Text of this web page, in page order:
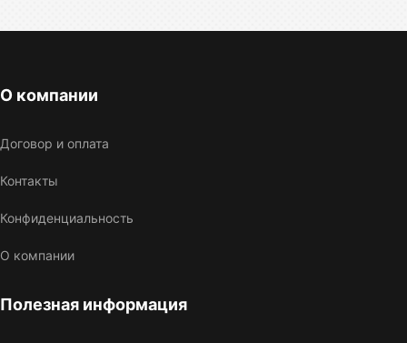
О компании
Договор и оплата
Контакты
Конфиденциальность
О компании
Полезная информация